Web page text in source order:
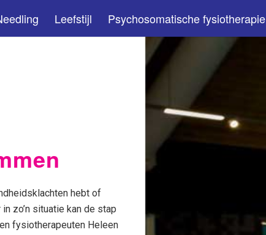
Leefstijl Psychosomatische fysiotherapie
hebt of
zo’n situatie kan de stap
fysiotherapeuten Heleen